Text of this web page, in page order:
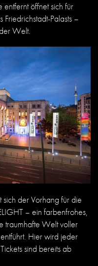
öffnet sich für
Palasts –
Welt.
der Vorhang für die
– ein farbenfrohes,
traumhafte Welt voller
Hier wird jeder
sind bereits ab